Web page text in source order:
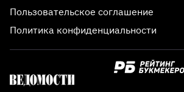
Пользовательское соглашение
Политика конфиденциальности